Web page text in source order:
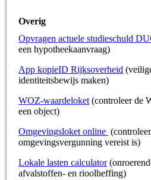
Overig
Opvragen actuele studieschuld
een hypotheekaanvraag)
App kopieID Rijksoverheid
identiteitsbewijs maken)
WOZ-waardeloket (controleer de
een object)
Omgevingsloket online
omgevingsvergunning vereist is)
Lokale lasten calculator
afvalstoffen- en rioolheffing)